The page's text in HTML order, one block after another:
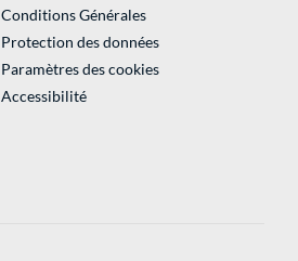
Conditions Générales
Protection des données
Paramètres des cookies
Accessibilité